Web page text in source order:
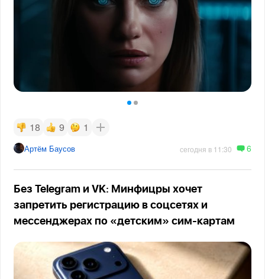
18 9 1
Артём Баусов сегодня в 11:30 6
Без Telegram и VK: Минфицры хочет
запретить регистрацию в соцсетях и
мессенджерах по «детским» сим-картам